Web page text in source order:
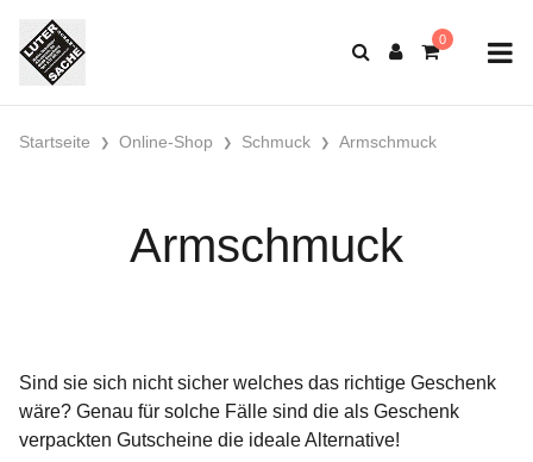
Startseite Online-Shop Schmuck Armschmuck
Armschmuck
Sind sie sich nicht sicher welches das richtige Geschenk
wäre? Genau für solche Fälle sind die als Geschenk
verpackten Gutscheine die ideale Alternative!